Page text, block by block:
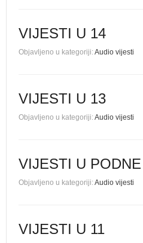
VIJESTI U 14
Objavljeno u kategoriji:Audio vijesti
VIJESTI U 13
Objavljeno u kategoriji:Audio vijesti
VIJESTI U PODNE
Objavljeno u kategoriji:Audio vijesti
VIJESTI U 11